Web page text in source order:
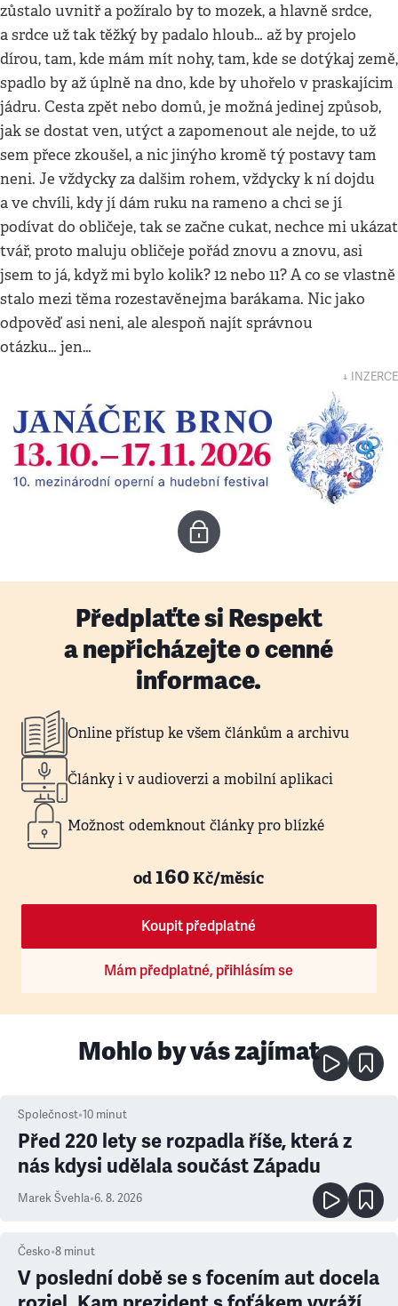
zůstalo uvnitř a požíralo by to mozek, a hlavně srdce,
a srdce už tak těžký by padalo hloub… až by projelo
dírou, tam, kde mám mít nohy, tam, kde se dotýkaj země,
spadlo by až úplně na dno, kde by uhořelo v praskajícim
jádru. Cesta zpět nebo domů, je možná jedinej způsob,
jak se dostat ven, utýct a zapomenout ale nejde, to už
sem přece zkoušel, a nic jinýho kromě tý postavy tam
neni. Je vždycky za dalšim rohem, vždycky k ní dojdu
a ve chvíli, kdy jí dám ruku na rameno a chci se jí
podívat do obličeje, tak se začne cukat, nechce mi ukázat
tvář, proto maluju obličeje pořád znovu a znovu, asi
jsem to já, když mi bylo kolik? 12 nebo 11? A co se vlastně
stalo mezi těma rozestavěnejma barákama. Nic jako
odpověď asi neni, ale alespoň najít správnou
otázku… jen…
↓ INZERCE
Předplaťte si Respekt
a nepřicházejte o cenné
informace.
Online přístup ke všem článkům a archivu
Články i v audioverzi a mobilní aplikaci
Možnost odemknout články pro blízké
od160Kč/měsíc
Koupit předplatné
Mám předplatné, přihlásím se
Mohlo by vás zajímat
Společnost•10 minut
Před 220 lety se rozpadla říše, která z
nás kdysi udělala součást Západu
Marek Švehla•6. 8. 2026
Česko•8 minut
V poslední době se s focením aut docela